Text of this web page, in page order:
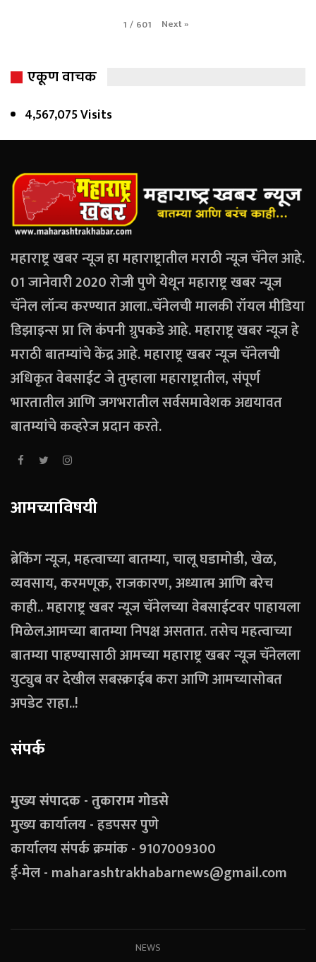
1 / 601 Next»
एकूण वाचक
4,567,075 Visits
महाराष्ट्र खबर न्यूज हा महाराष्ट्रातील मराठी न्यूज चॅनेल आहे.
01 जानेवारी 2020 रोजी पुणे येथून महाराष्ट्र खबर न्यूज
चॅनेल लॉन्च करण्यात आला..चॅनेलची मालकी रॉयल मीडिया
डिझाइन्स प्रा लि कंपनी ग्रुपकडे आहे. महाराष्ट्र खबर न्यूज हे
मराठी बातम्यांचे केंद्र आहे. महाराष्ट्र खबर न्यूज चॅनेलची
अधिकृत वेबसाईट जे तुम्हाला महाराष्ट्रातील, संपूर्ण
भारतातील आणि जगभरातील सर्वसमावेशक अद्ययावत
बातम्यांचे कव्हरेज प्रदान करते.
आमच्याविषयी
ब्रेकिंग न्यूज, महत्वाच्या बातम्या, चालू घडामोडी, खेळ,
व्यवसाय, करमणूक, राजकारण, अध्यात्म आणि बरेच
काही.. महाराष्ट्र खबर न्यूज चॅनेलच्या वेबसाईटवर पाहायला
मिळेल.आमच्या बातम्या निपक्ष असतात. तसेच महत्वाच्या
बातम्या पाहण्यासाठी आमच्या महाराष्ट्र खबर न्यूज चॅनेलला
युट्युब वर देखील सबस्क्राईब करा आणि आमच्यासोबत
अपडेट राहा..!
संपर्क
मुख्य संपादक - तुकाराम गोडसे
मुख्य कार्यालय - हडपसर पुणे
कार्यालय संपर्क क्रमांक - 9107009300
ई-मेल - maharashtrakhabarnews@gmail.com
NEWS